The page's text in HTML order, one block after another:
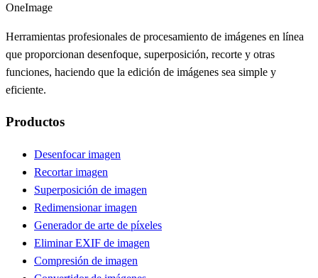
OneImage
Herramientas profesionales de procesamiento de imágenes en línea
que proporcionan desenfoque, superposición, recorte y otras
funciones, haciendo que la edición de imágenes sea simple y
eficiente.
Productos
Desenfocar imagen
Recortar imagen
Superposición de imagen
Redimensionar imagen
Generador de arte de píxeles
Eliminar EXIF de imagen
Compresión de imagen